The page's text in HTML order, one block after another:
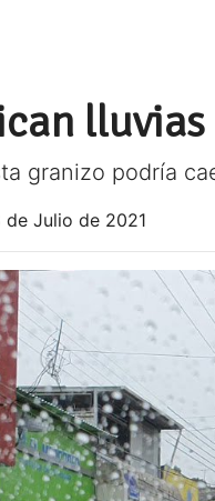
lluvias
granizo podría
de Julio de 2021